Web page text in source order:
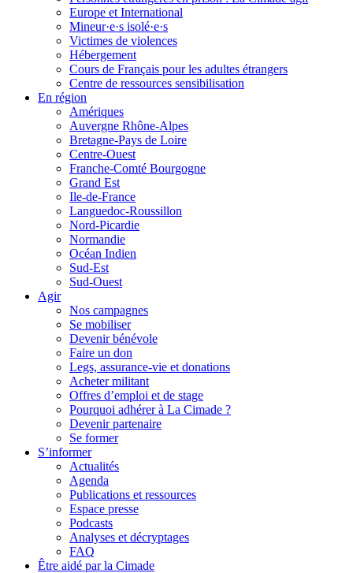
Europe et International
Mineur·e·s isolé·e·s
Victimes de violences
Hébergement
Cours de Français pour les adultes étrangers
Centre de ressources sensibilisation
En région
Amériques
Auvergne Rhône-Alpes
Bretagne-Pays de Loire
Centre-Ouest
Franche-Comté Bourgogne
Grand Est
Ile-de-France
Languedoc-Roussillon
Nord-Picardie
Normandie
Océan Indien
Sud-Est
Sud-Ouest
Agir
Nos campagnes
Se mobiliser
Devenir bénévole
Faire un don
Legs, assurance-vie et donations
Acheter militant
Offres d’emploi et de stage
Pourquoi adhérer à La Cimade ?
Devenir partenaire
Se former
S’informer
Actualités
Agenda
Publications et ressources
Espace presse
Podcasts
Analyses et décryptages
FAQ
Être aidé par la Cimade